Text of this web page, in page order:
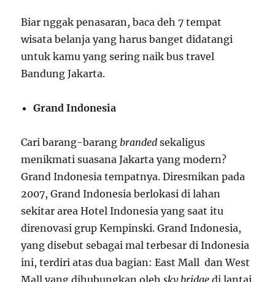
Biar nggak penasaran, baca deh 7 tempat
wisata belanja yang harus banget didatangi
untuk kamu yang sering naik bus travel
Bandung Jakarta.
Grand Indonesia
Cari barang-barang brandedsekaligus
menikmati suasana Jakarta yang modern?
Grand Indonesia tempatnya. Diresmikan pada
2007, Grand Indonesia berlokasi di lahan
sekitar area Hotel Indonesia yang saat itu
direnovasi grup Kempinski. Grand Indonesia,
yang disebut sebagai mal terbesar di Indonesia
ini, terdiri atas dua bagian: East Mall dan West
Mall yang dihubungkan olehsky bridge di lantai